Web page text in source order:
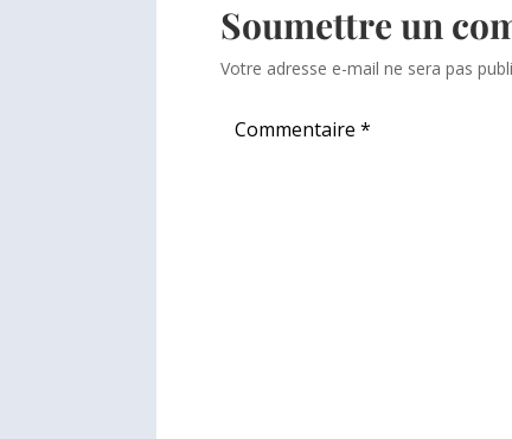
Soumettre un
Votre adresse e-mail ne sera pas